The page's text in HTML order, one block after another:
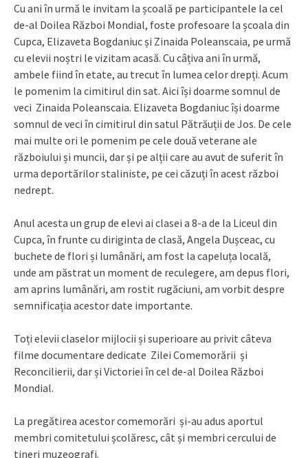
Cu ani în urmă le invitam la școală pe participantele la cel
de-al Doilea Război Mondial, foste profesoare la școala din
Cupca, Elizaveta Bogdaniuc și Zinaida Poleanscaia, pe urmă
cu elevii noștri le vizitam acasă. Cu câțiva ani în urmă,
ambele fiind în etate, au trecut în lumea celor drepți. Acum
le pomenim la cimitirul din sat. Aici își doarme somnul de
veci Zinaida Poleanscaia. Elizaveta Bogdaniuc își doarme
somnul de veci în cimitirul din satul Pătrăuții de Jos. De cele
mai multe ori le pomenim pe cele două veterane ale
războiului și muncii, dar și pe alții care au avut de suferit în
urma deportărilor staliniste, pe cei căzuți în acest război
nedrept.
Anul acesta un grup de elevi ai clasei a 8-a de la Liceul din
Cupca, în frunte cu diriginta de clasă, Angela Dușceac, cu
buchete de flori și lumânări, am fost la capeluța locală,
unde am păstrat un moment de reculegere, am depus flori,
am aprins lumânări, am rostit rugăciuni, am vorbit despre
semnificația acestor date importante.
Toți elevii claselor mijlocii și superioare au privit câteva
filme documentare dedicate Zilei Comemorării și
Reconcilierii, dar și Victoriei în cel de-al Doilea Război
Mondial.
La pregătirea acestor comemorări și-au adus aportul
membri comitetului școlăresc, cât și membri cercului de
tineri muzeografi.